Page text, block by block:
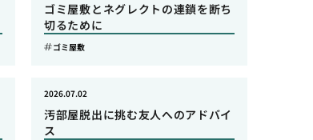
ゴミ屋敷とネグレクトの連鎖を断ち
切るために
ゴミ屋敷
汚部屋脱出に挑む友人へのアドバイ
ス
2026.07.02